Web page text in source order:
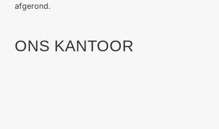
afgerond.
ONS KANTOOR